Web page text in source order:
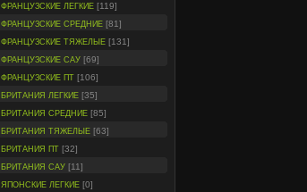
ФРАНЦУЗСКИЕ ЛЕГКИЕ [119]
ФРАНЦУЗСКИЕ СРЕДНИЕ [81]
ФРАНЦУЗСКИЕ ТЯЖЕЛЫЕ [131]
ФРАНЦУЗСКИЕ САУ [69]
ФРАНЦУЗСКИЕ ПТ [106]
БРИТАНИЯ ЛЕГКИЕ [35]
БРИТАНИЯ СРЕДНИЕ [85]
БРИТАНИЯ ТЯЖЕЛЫЕ [63]
БРИТАНИЯ ПТ [32]
БРИТАНИЯ САУ [11]
ЯПОНСКИЕ ЛЕГКИЕ [0]